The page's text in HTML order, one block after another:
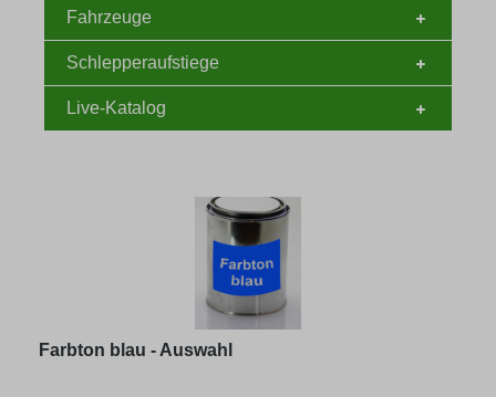
Fahrzeuge
Schlepperaufstiege
Live-Katalog
Farbton blau - Auswahl